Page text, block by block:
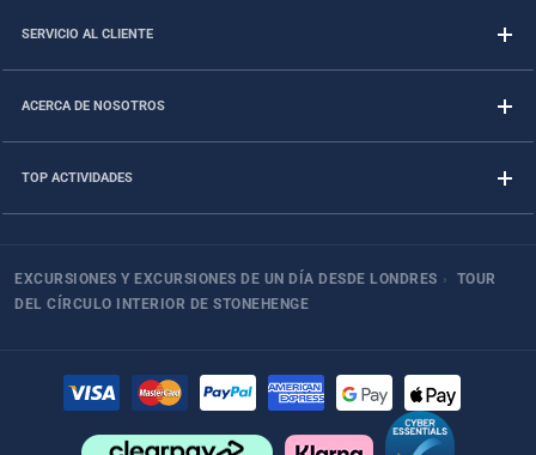
SERVICIO AL CLIENTE
ACERCA DE NOSOTROS
TOP ACTIVIDADES
EXCURSIONES Y EXCURSIONES DE UN DÍA DESDE LONDRES ›
TOUR
DEL CÍRCULO INTERIOR DE STONEHENGE